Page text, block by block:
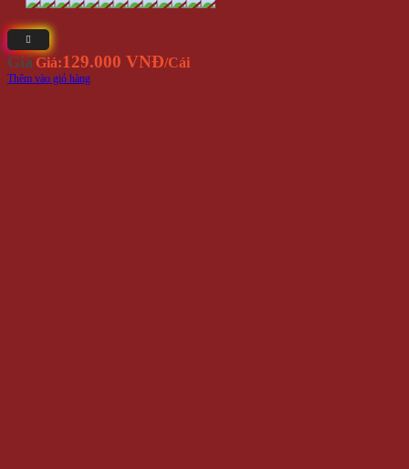
Giá Giá:129.000 VNĐ/Cái
Thêm vào giỏ hàng